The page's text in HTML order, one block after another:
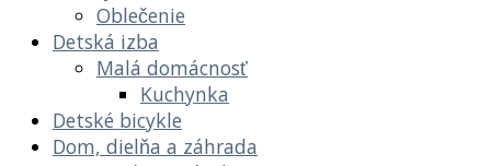
Oblečenie
Detská izba
Malá domácnosť
Kuchynka
Detské bicykle
Dom, dielňa a záhrada